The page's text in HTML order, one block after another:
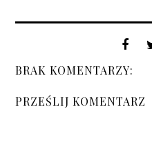
BRAK KOMENTARZY:
PRZEŚLIJ KOMENTARZ